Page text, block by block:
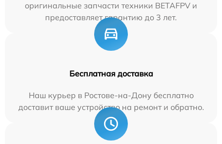
оригинальные запчасти техники BETAFPV и
предоставляет гарантию до 3 лет.
Бесплатная доставка
Наш курьер в Ростове-на-Дону бесплатно
доставит ваше устройство на ремонт и обратно.